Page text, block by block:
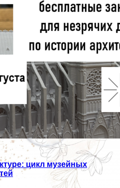
цикл музейных